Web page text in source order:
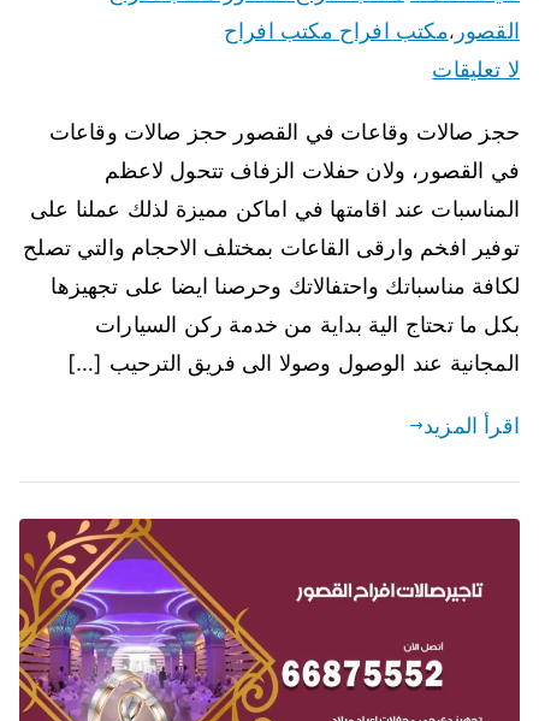
القصور ،مكتب افراح مكتب افراح
لا تعليقات
حجز صالات وقاعات في القصور حجز صالات وقاعات
في القصور، ولان حفلات الزفاف تتحول لاعظم
المناسبات عند اقامتها في اماكن مميزة لذلك عملنا على
توفير افخم وارقى القاعات بمختلف الاحجام والتي تصلح
لكافة مناسباتك واحتفالاتك وحرصنا ايضا على تجهيزها
بكل ما تحتاج الية بداية من خدمة ركن السيارات
المجانية عند الوصول وصولا الى فريق الترحيب […]
اقرأ المزيد